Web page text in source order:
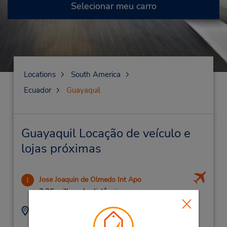
Selecionar meu carro
Locations
South America
Ecuador
Guayaquil
Guayaquil Locação de veículo e
lojas próximas
1 Jose Joaquin de Olmedo Int Apo
3.36 milhas de distância
Endereço:
Av de las Americas,
23822340